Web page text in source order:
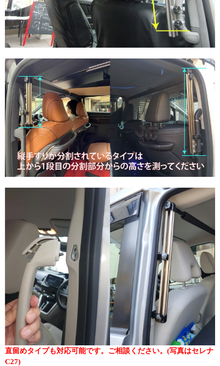
直留めタイプも対応可能です。ご相談ください。(写真はセレナ
C27)